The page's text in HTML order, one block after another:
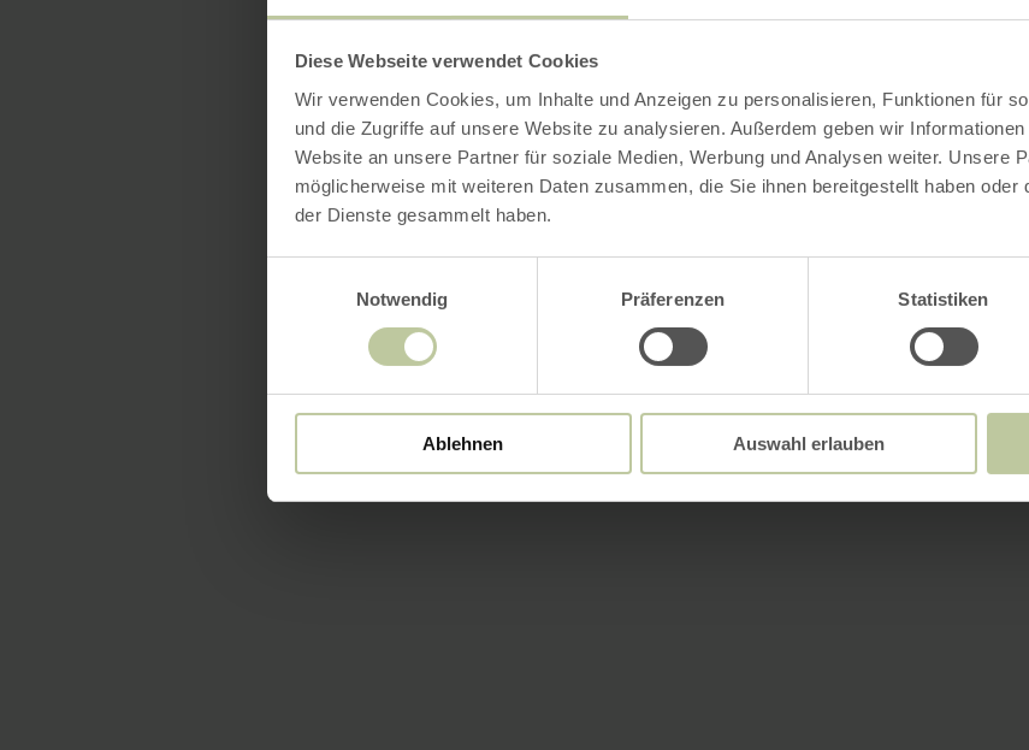
Diese Webseite verwendet Cookies
Wir verwenden Cookies, um Inhalte und Anzeigen zu personalisieren, Funktionen für
und die Zugriffe auf unsere Website zu analysieren. Außerdem geben wir
Website an unsere Partner für soziale Medien, Werbung und Analysen weiter. Unsere
möglicherweise mit weiteren Daten zusammen, die Sie ihnen bereitgestellt haben
der Dienste gesammelt haben.
Notwendig
Präferenzen Statistiken
Ablehnen Auswahl erlauben